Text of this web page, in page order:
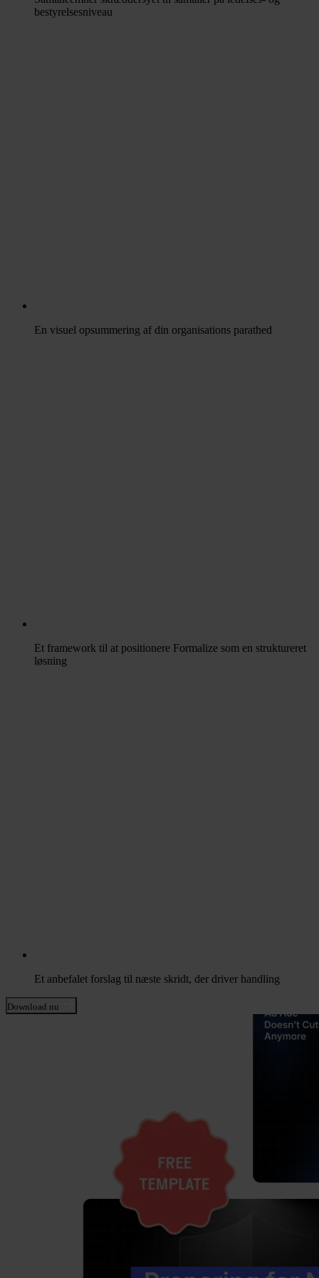
bestyrelsesniveau
En visuel opsummering af din organisations parathed
Et framework til at positionere Formalize som en struktureret
løsning
Et anbefalet forslag til næste skridt, der driver handling
Download nu